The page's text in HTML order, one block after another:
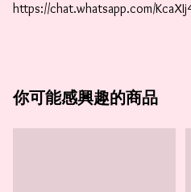
https://chat.whatsapp.com/
你可能感興趣的商品